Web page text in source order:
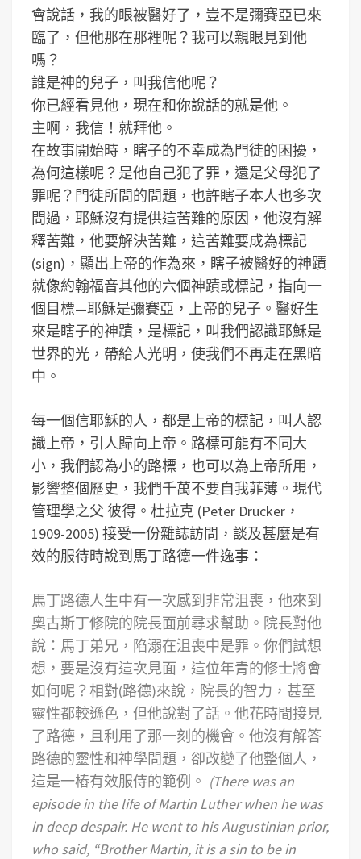
會說話，我的眼被醫好了，豈不是彌賽亞已來
臨了，但他那在那裡呢？我可以親眼見到他
嗎？
誰是神的兒子，叫我信他呢？
你已經看見他，現在和你說話的就是他。
主啊，我信！就拜他。
在故事開始時，瞎子的不幸成為門徒的困擾，
為何這樣呢？是他自己犯了罪，還是父母犯了
罪呢？門徒所問的問題，也許瞎子本人也多次
問過，耶穌沒有提供這苦難的原因，他沒有解
釋苦難，他要解決苦難，這苦難要成為標記
(sign)，顯出上帝的作為來，瞎子被醫好的神蹟
就像約翰福音其他的六個神蹟或標記，指向一
個目標—耶穌是彌賽亞，上帝的兒子。醫好生
來是瞎子的神蹟，是標記，叫我們認識耶穌是
世界的光，帶給人光明，使我們不再走在黑暗
中。
每一個信耶穌的人，都是上帝的標記，叫人認
識上帝，引人歸向上帝。路標可能有不同大
小，我們認為小的路標，也可以為上帝所用，
影響整個歷史，我們千萬不要自我菲薄。現代
管理學之父 彼得。杜拉克 (Peter Drucker，
1909-2005) 接受一份雜誌訪問，談及甚麼是有
效的服待時說到馬丁路德一件逸事：
馬丁路德人生中有一次感到非常沮喪，他來到
奧古斯丁修院的院長面前尋求幫助。院長對他
說：馬丁弟兄，陷溺在沮喪中是罪。你們試想
想，要是沒有這次見面，這位年青的修士將會
如何呢？相對(路德)來說，院長的智力，甚至
靈性都較遜色，但他說對了話。他花時間接見
了路德，且利用了那一刻的機會。他沒有解答
路德的靈性和神學問題，卻改變了他整個人，
這是一樁有效服侍的範例。 (There was an
episode in the life of Martin Luther when he was
in deep despair. He went to his Augustinian prior,
who said, “Brother Martin, it is a sin to be in